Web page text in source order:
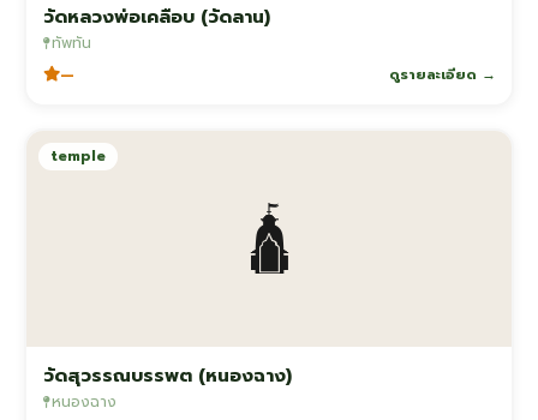
วัดหลวงพ่อเคลือบ (วัดลาน)
ทัพทัน
— ดูรายละเอียด →
🛕
temple
วัดสุวรรณบรรพต (หนองฉาง)
หนองฉาง